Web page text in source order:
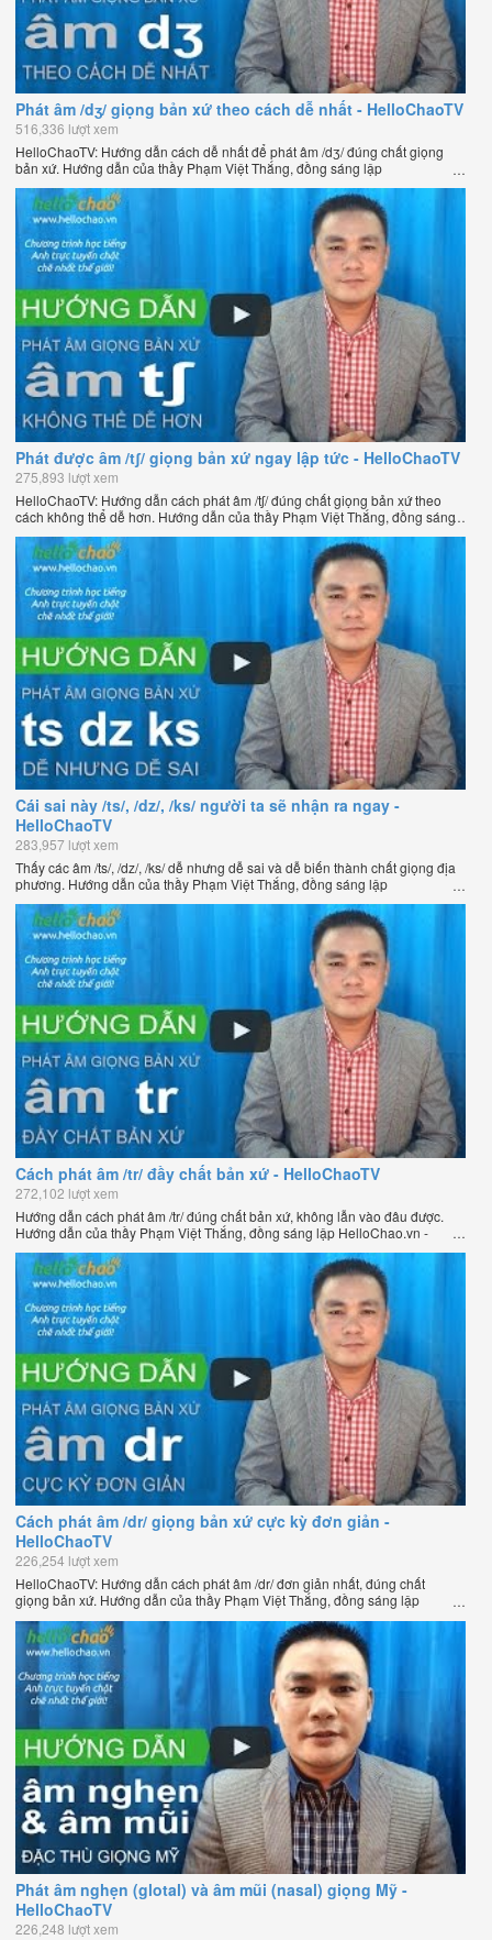
Phát âm /dʒ/ giọng bản xứ theo cách dễ nhất - HelloChaoTV
516,336 lượt xem
HelloChaoTV: Hướng dẫn cách dễ nhất để phát âm /dʒ/ đúng chất giọng
bản xứ. Hướng dẫn của thầy Phạm Việt Thắng, đồng sáng lập
HelloChao.vn - Chương trình dạy tiếng Anh trực tuyến chặt chẽ nhất thế
giới.
Phát được âm /tʃ/ giọng bản xứ ngay lập tức - HelloChaoTV
275,893 lượt xem
HelloChaoTV: Hướng dẫn cách phát âm /tʃ/ đúng chất giọng bản xứ theo
cách không thể dễ hơn. Hướng dẫn của thầy Phạm Việt Thắng, đồng sáng
lập HelloChao.vn - Chương trình dạy tiếng Anh trực tuyến chặt chẽ nhất
thế giới.
Cái sai này /ts/, /dz/, /ks/ người ta sẽ nhận ra ngay -
HelloChaoTV
283,957 lượt xem
Thấy các âm /ts/, /dz/, /ks/ dễ nhưng dễ sai và dễ biến thành chất giọng địa
phương. Hướng dẫn của thầy Phạm Việt Thắng, đồng sáng lập
HelloChao.vn - Chương trình dạy tiếng Anh trực tuyến chặt chẽ nhất thế
giới.
Cách phát âm /tr/ đầy chất bản xứ - HelloChaoTV
272,102 lượt xem
Hướng dẫn cách phát âm /tr/ đúng chất bản xứ, không lẫn vào đâu được.
Hướng dẫn của thầy Phạm Việt Thắng, đồng sáng lập HelloChao.vn -
Chương trình dạy tiếng Anh trực tuyến chặt chẽ nhất thế giới.
Cách phát âm /dr/ giọng bản xứ cực kỳ đơn giản -
HelloChaoTV
226,254 lượt xem
HelloChaoTV: Hướng dẫn cách phát âm /dr/ đơn giản nhất, đúng chất
giọng bản xứ. Hướng dẫn của thầy Phạm Việt Thắng, đồng sáng lập
giới.
Phát âm nghẹn (glotal) và âm mũi (nasal) giọng Mỹ -
HelloChaoTV
226,248 lượt xem